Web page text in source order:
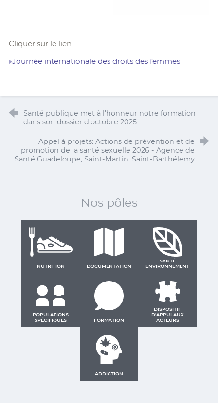
Cliquer sur le lien
Journée internationale des droits des femmes
Santé publique met à l'honneur notre formation
dans son dossier d'octobre 2025
Appel à projets: Actions de prévention et de
promotion de la santé sexuelle 2026 - Agence de
Santé Guadeloupe, Saint-Martin, Saint-Barthélemy
Nos pôles
NUTRITION DOCUMENTATION
SANTÉ
ENVIRONNEMENT
POPULATIONS
SPÉCIFIQUES
FORMATION
DISPOSITIF
D'APPUI AUX
ACTEURS
ADDICTION